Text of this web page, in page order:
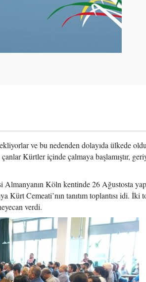
ve bu nedenden dolayıda ülkede
Kürtler içinde çalmaya başlamıştır,
Köln kentinde 26 Ağustosta
Cemeati’nın tanıtım toplantısı idi. İki
verdi.